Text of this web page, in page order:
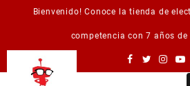
Bienvenido! Conoce la tienda de
competencia con 7 años de